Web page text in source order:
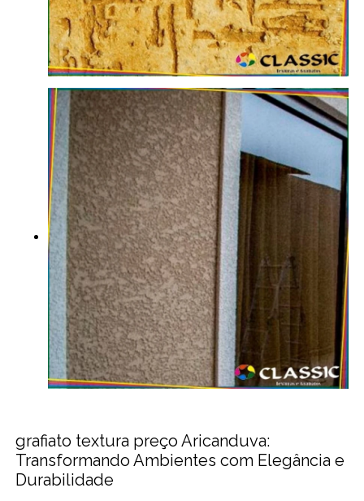
grafiato textura preço Aricanduva:
Transformando Ambientes com Elegância e
Durabilidade